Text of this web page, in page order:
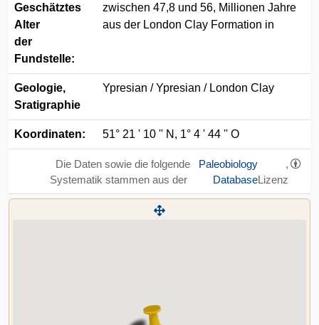
Geschätztes
Alter
der
Fundstelle:
zwischen 47,8 und 56, Millionen Jahre
aus der London Clay Formation in
Geologie,
Sratigraphie
Ypresian / Ypresian / London Clay
Koordinaten: 51° 21 ' 10 '' N, 1° 4 ' 44 '' O
Die Daten sowie die folgende
Systematik stammen aus der
Paleobiology
Database
,
Lizenz